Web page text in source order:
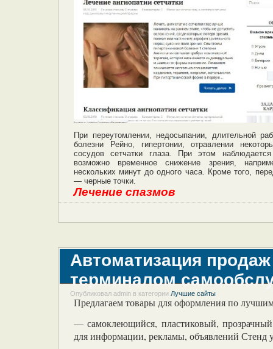
При переутомлении, недосыпании, длительной
болезни Рейно, гипертонии, отравлении
сосудов сетчатки глаза. При этом
возможно временное снижение зрения,
нескольких минут до одного часа. Кроме того,
— черные точки.
Лечение спазмов
Автоматизация
терминалом
Опубликовал admin в категории Лучшие сайты
Предлагаем товары для оформления по
— самоклеющийся, пластиковый,
для информации, рекламы, объявлений